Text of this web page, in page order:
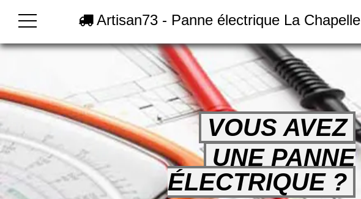
Artisan73 - Panne électrique La Chapelle
VOUS AVEZ
UNE PANNE
ÉLECTRIQUE ?